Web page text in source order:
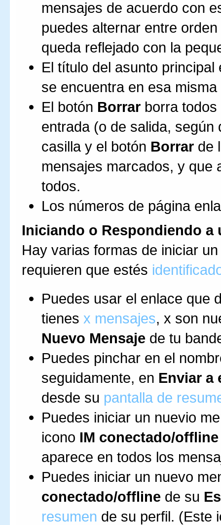
mensajes de acuerdo con
puedes alternar entre
queda reflejado con la
El título del asunto
se encuentra en esa
El botón Borrar borra
entrada (o de salida, según
casilla y el botón Borrar de
mensajes marcados, y que
todos.
Los números de página
Iniciando o Respondiendo a
Hay varias formas de iniciar
requieren que estés
Puedes usar el enlace que
tienes x mensajes, x son
Nuevo Mensaje de tu
Puedes pinchar en el
seguidamente, en Enviar a
desde su pantalla de
Puedes iniciar un nuevio
icono IM conectado/offline
aparece en todos los
Puedes iniciar un nuevo
conectado/offline de su
resumen de su perfil. (Este